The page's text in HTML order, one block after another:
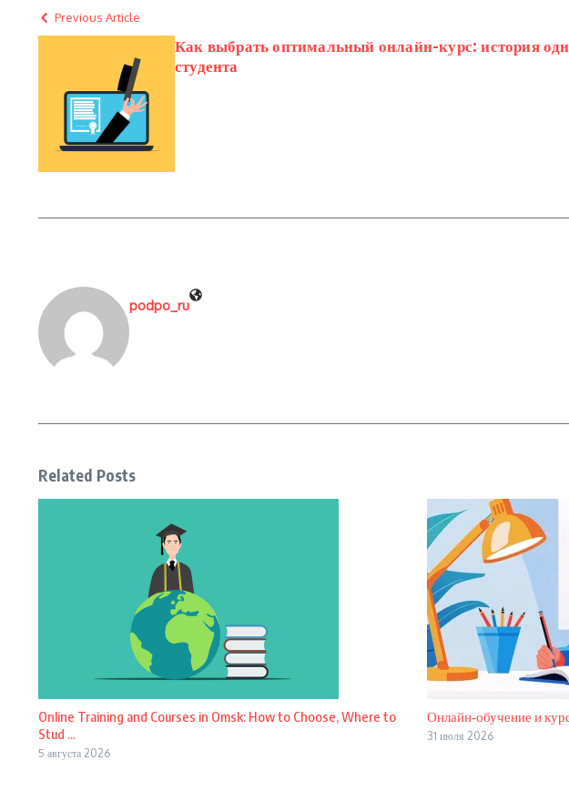
Previous Article
Как выбрать оптимальный онлайн-курс: история
студента
podpo_ru
Related Posts
Online Training and Courses in Omsk: How to Choose, Where to
Stud ...
5 августа 2026
Онлайн‑обучение и
31 июля 2026